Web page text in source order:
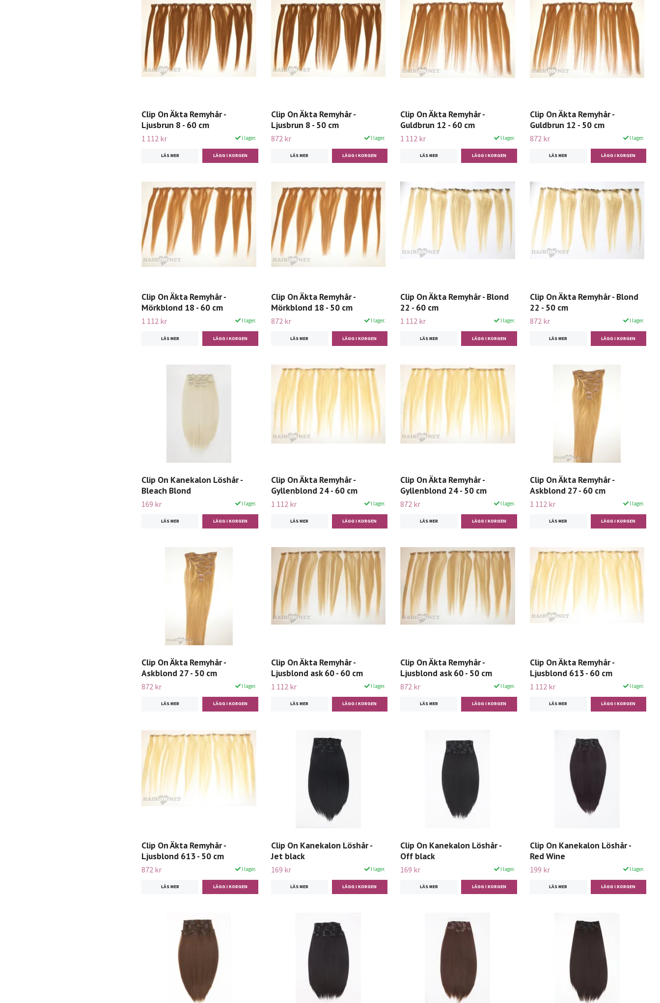
Clip On Äkta Remyhår -
Ljusbrun 8 - 60 cm
1 112 kr I lager.
LÄS MER
Clip On Äkta Remyhår -
Ljusbrun 8 - 50 cm
872 kr I lager.
LÄS MER
Clip On Äkta Remyhår -
Guldbrun 12 - 60 cm
1 112 kr I lager.
LÄS MER
Clip On Äkta Remyhår -
Guldbrun 12 - 50 cm
872 kr I lager.
LÄS MER
Clip On Äkta Remyhår -
Mörkblond 18 - 60 cm
1 112 kr I lager.
LÄS MER
Clip On Äkta Remyhår -
Mörkblond 18 - 50 cm
872 kr I lager.
LÄS MER
Clip On Äkta Remyhår - Blond
22 - 60 cm
1 112 kr I lager.
LÄS MER
Clip On Äkta Remyhår - Blond
22 - 50 cm
872 kr I lager.
LÄS MER
Clip On Kanekalon Löshår -
Bleach Blond
169 kr I lager.
LÄS MER
Clip On Äkta Remyhår -
Gyllenblond 24 - 60 cm
1 112 kr I lager.
LÄS MER
Clip On Äkta Remyhår -
Gyllenblond 24 - 50 cm
872 kr I lager.
LÄS MER
Clip On Äkta Remyhår -
Askblond 27 - 60 cm
1 112 kr I lager.
LÄS MER
Clip On Äkta Remyhår -
Askblond 27 - 50 cm
872 kr I lager.
LÄS MER
Clip On Äkta Remyhår -
Ljusblond ask 60 - 60 cm
1 112 kr I lager.
LÄS MER
Clip On Äkta Remyhår -
Ljusblond ask 60 - 50 cm
872 kr I lager.
LÄS MER
Clip On Äkta Remyhår -
Ljusblond 613 - 60 cm
1 112 kr I lager.
LÄS MER
Clip On Äkta Remyhår -
Ljusblond 613 - 50 cm
872 kr I lager.
LÄS MER
Clip On Kanekalon Löshår -
Jet black
169 kr I lager.
LÄS MER
Clip On Kanekalon Löshår -
Off black
169 kr I lager.
LÄS MER
Clip On Kanekalon Löshår -
Red Wine
199 kr I lager.
LÄS MER